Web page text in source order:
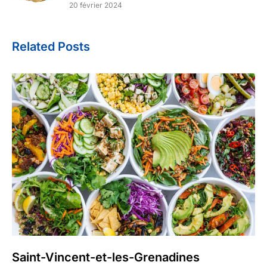
20 février 2024
Related Posts
Saint-Vincent-et-les-Grenadines